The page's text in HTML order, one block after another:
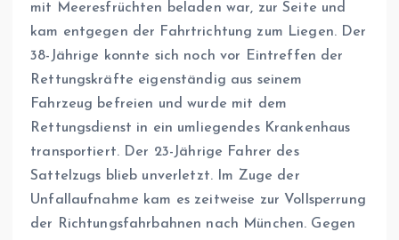
mit Meeresfrüchten beladen war, zur Seite und
kam entgegen der Fahrtrichtung zum Liegen. Der
38-Jährige konnte sich noch vor Eintreffen der
Rettungskräfte eigenständig aus seinem
Fahrzeug befreien und wurde mit dem
Rettungsdienst in ein umliegendes Krankenhaus
transportiert. Der 23-Jährige Fahrer des
Sattelzugs blieb unverletzt. Im Zuge der
Unfallaufnahme kam es zeitweise zur Vollsperrung
der Richtungsfahrbahnen nach München. Gegen